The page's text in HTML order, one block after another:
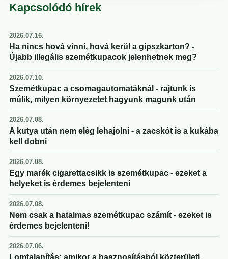
Kapcsolódó hírek
2026.07.16.
Ha nincs hová vinni, hová kerül a gipszkarton? -
Újabb illegális szemétkupacok jelenhetnek meg?
2026.07.10.
Szemétkupac a csomagautomatáknál - rajtunk is
múlik, milyen környezetet hagyunk magunk után
2026.07.08.
A kutya után nem elég lehajolni - a zacskót is a kukába
kell dobni
2026.07.08.
Egy marék cigarettacsikk is szemétkupac - ezeket a
helyeket is érdemes bejelenteni
2026.07.08.
Nem csak a hatalmas szemétkupac számít - ezeket is
érdemes bejelenteni!
2026.07.06.